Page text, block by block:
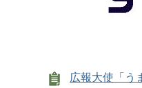
広報大使「う